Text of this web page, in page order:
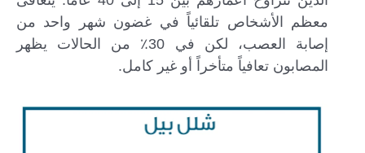
معظم الأشخاص تلقائياً في غضون شهر واحد من
إصابة العصب، لكن في 30٪ من الحالات يظهر
المصابون تعافياً متأخراً أو غير كامل.